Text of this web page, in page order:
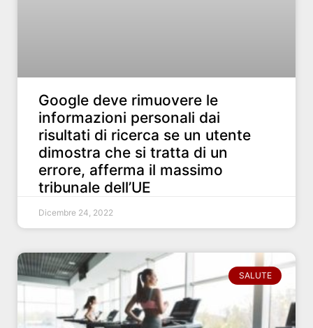
Google deve rimuovere le
informazioni personali dai
risultati di ricerca se un utente
dimostra che si tratta di un
errore, afferma il massimo
tribunale dell’UE
Dicembre 24, 2022
SALUTE